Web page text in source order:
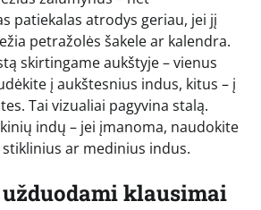
patiekalas atrodys geriau, jei jį
petražolės šakele ar kalendra.
skirtingame aukštyje – vienus
į aukštesnius indus, kitus – į
Tai vizualiai pagyvina stalą.
indų – jei įmanoma, naudokite
ar medinius indus.
klausimai